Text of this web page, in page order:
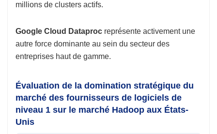
millions de clusters actifs.
Google Cloud Dataproc représente activement une
autre force dominante au sein du secteur des
entreprises haut de gamme.
Évaluation de la domination stratégique du
marché des fournisseurs de logiciels de
niveau 1 sur le marché Hadoop aux États-
Unis